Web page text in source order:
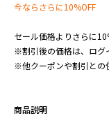
今ならさらに10%OFF
セール価格よりさらに
※割引後の価格は、ログ
※他クーポンや割引との
商品説明